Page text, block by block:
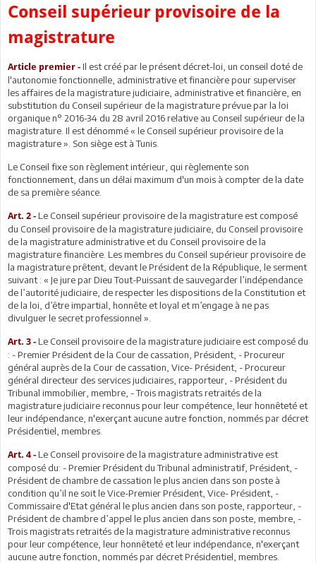
Conseil supérieur provisoire de la
magistrature
Article premier - Il est créé par le présent décret-loi, un conseil doté de
l'autonomie fonctionnelle, administrative et financière pour superviser
les affaires de la magistrature judiciaire, administrative et financière, en
substitution du Conseil supérieur de la magistrature prévue par la loi
organique n° 2016-34 du 28 avril 2016 relative au Conseil supérieur de la
magistrature. Il est dénommé « le Conseil supérieur provisoire de la
magistrature ». Son siège est à Tunis.
Le Conseil fixe son règlement intérieur, qui règlemente son
fonctionnement, dans un délai maximum d'un mois à compter de la date
de sa première séance.
Art. 2 - Le Conseil supérieur provisoire de la magistrature est composé
du Conseil provisoire de la magistrature judiciaire, du Conseil provisoire
de la magistrature administrative et du Conseil provisoire de la
magistrature financière. Les membres du Conseil supérieur provisoire de
la magistrature prêtent, devant le Président de la République, le serment
suivant : « Je jure par Dieu Tout-Puissant de sauvegarder l’indépendance
de l’autorité judiciaire, de respecter les dispositions de la Constitution et
de la loi, d’être impartial, honnête et loyal et m’engage à ne pas
divulguer le secret professionnel ».
Art. 3 - Le Conseil provisoire de la magistrature judiciaire est composé du
: - Premier Président de la Cour de cassation, Président, - Procureur
général auprès de la Cour de cassation, Vice- Président, - Procureur
général directeur des services judiciaires, rapporteur, - Président du
Tribunal immobilier, membre, - Trois magistrats retraités de la
magistrature judiciaire reconnus pour leur compétence, leur honnêteté et
leur indépendance, n'exerçant aucune autre fonction, nommés par décret
Présidentiel, membres.
Art. 4 - Le Conseil provisoire de la magistrature administrative est
composé du: - Premier Président du Tribunal administratif, Président, -
Président de chambre de cassation le plus ancien dans son poste à
condition qu’il ne soit le Vice-Premier Président, Vice- Président, -
Commissaire d'Etat général le plus ancien dans son poste, rapporteur, -
Président de chambre d’appel le plus ancien dans son poste, membre, -
Trois magistrats retraités de la magistrature administrative reconnus
pour leur compétence, leur honnêteté et leur indépendance, n'exerçant
aucune autre fonction, nommés par décret Présidentiel, membres.